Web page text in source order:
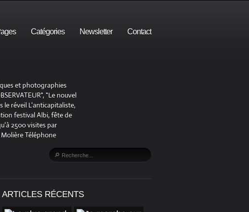
Catégories Newsletter Contact
et photographies
"Le nouvel
le réveil L'anticapitaliste,
festival Albi, fête de
2500 visites par
Téléphone
ARTICLES RÉCENTS